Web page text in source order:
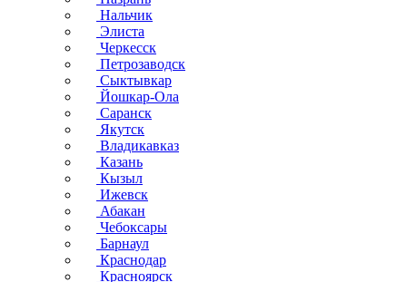
Нальчик
Элиста
Черкесск
Петрозаводск
Сыктывкар
Йошкар-Ола
Саранск
Якутск
Владикавказ
Казань
Кызыл
Ижевск
Абакан
Чебоксары
Барнаул
Краснодар
Красноярск